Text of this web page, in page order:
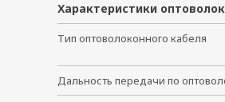
Характеристики
Тип оптоволоконного кабеля
Дальность передачи по